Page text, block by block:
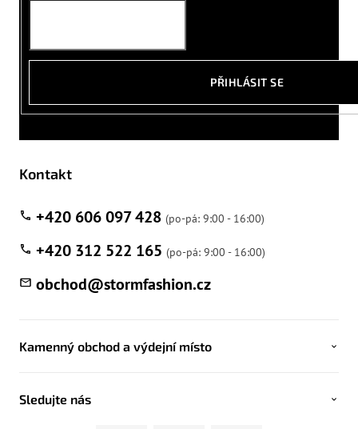
PŘIHLÁSIT SE
Kontakt
obchod@stormfashion.cz
+420 606 097 428
+420 312 522 165
Kamenný obchod a výdejní místo
Sledujte nás